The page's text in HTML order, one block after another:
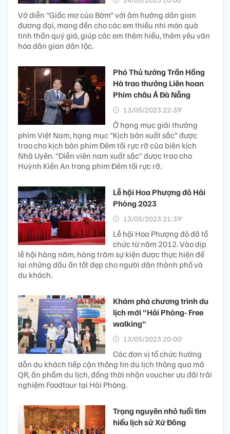
Vở diễn “Giấc mơ của Bờm” với âm hưởng dân gian
đương đại, mang đến cho các em thiếu nhi món quà
tinh thần quý giá, giúp các em thêm hiểu, thêm yêu văn
hóa dân gian dân tộc.
Phó Thủ tướng Trần Hồng
Hà trao thưởng Liên hoan
Phim châu Á Đà Nẵng
13/05/2023 22:39’
Ở hạng mục giải thưởng
phim Việt Nam, hạng mục “Kịch bản xuất sắc” được
trao cho kịch bản phim Đêm tối rực rỡ của biên kịch
Nhã Uyên. “Diễn viên nam xuất sắc” được trao cho
Huỳnh Kiến An trong phim Đêm tối rực rỡ.
Lễ hội Hoa Phượng đỏ Hải
Phòng 2023
13/05/2023 21:39’
Lễ hội Hoa Phượng đỏ đã tổ
chức từ năm 2012. Vào dịp
lễ hội hàng năm, hàng trăm sự kiện được thực hiện để
lại những dấu ấn tốt đẹp cho người dân thành phố và
du khách.
Khám phá chương trình du
lịch mới "Hải Phòng- Free
walking"
13/05/2023 20:00’
Các đơn vị tổ chức hướng
dẫn du khách tiếp cận thông tin du lịch thông qua mã
QR, ấn phẩm du lịch, đồng thời nhận voucher ưu đãi trải
nghiệm Foodtour tại Hải Phòng.
Trạng nguyên nhỏ tuổi tìm
hiểu lịch sử Xứ Đông